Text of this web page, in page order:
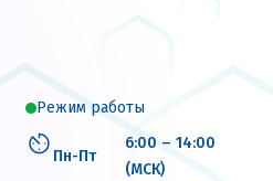
Режим работы
Пн-Пт
6:00 – 14:00
(МСК)